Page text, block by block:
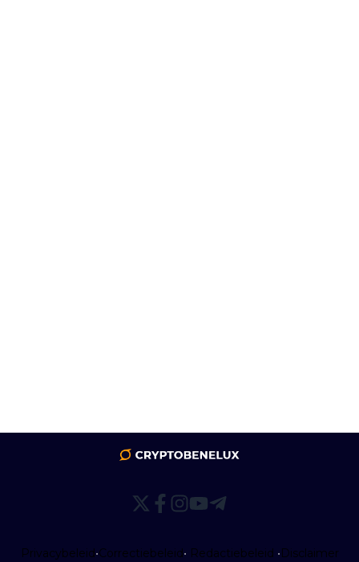
Privacybeleid•Correctiebeleid• Redactiebeleid •Disclaimer